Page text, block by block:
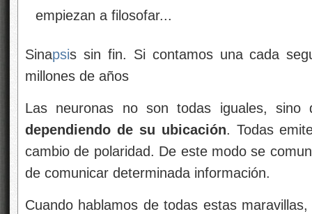
Sinapsis sin fin. Si contamos una cada
millones de años
Las neuronas no son todas iguales, sino
dependiendo de su ubicación. Todas
cambio de polaridad. De este modo se
de comunicar determinada información.
Cuando hablamos de todas estas